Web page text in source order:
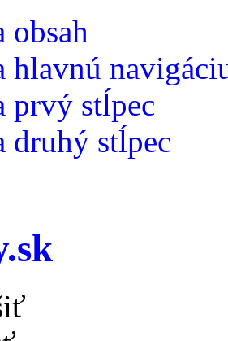
obsah
hlavnú
prvý stĺpec
druhý stĺpec